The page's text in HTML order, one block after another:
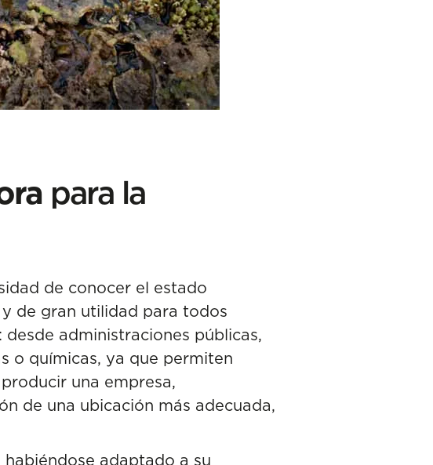
para la
de conocer el estado
y de gran utilidad para todos
administraciones públicas,
o químicas, ya que permiten
una empresa,
de una ubicación más adecuada,
adaptado a su